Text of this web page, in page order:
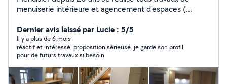
menuiserie intérieure et agencement d'espaces (
Impression 3 d : Je vous propose de reproduire tous vos
objets selon votre modèle physique ou un fichier . divers
Aide manutention , divers Coaching sportif Étudie
toutes propositions
Dernier avis laissé par Lucie : 5/5
Il y a plus de 6 mois
réactif et intéressé, proposition sérieuse. je garde son profil
pour de futurs travaux si besoin